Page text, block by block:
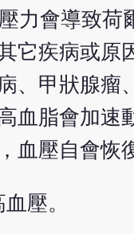
力會導致荷
它疾病或原
、甲狀腺瘤
血脂會加速
血壓自會恢
壓。